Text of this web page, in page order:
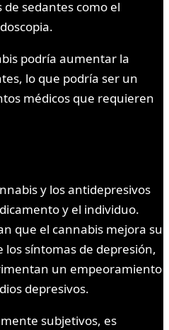
sedantes como el
podría aumentar la
lo que podría ser un
médicos que requieren
y los antidepresivos
y el individuo.
que el cannabis mejora su
los síntomas de depresión,
un empeoramiento
depresivos.
subjetivos, es